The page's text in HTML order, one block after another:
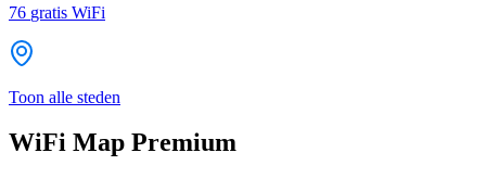
76 gratis WiFi
Toon alle steden
WiFi Map Premium